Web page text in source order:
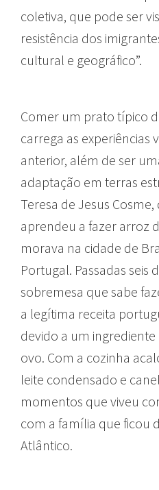
coletiva, que pode ser
resistência dos
cultural e geográfico”.
Comer um prato típico
carrega as experiências
anterior, além de ser
adaptação em terras
Teresa de Jesus
aprendeu a fazer arroz
morava na cidade de
Portugal. Passadas seis
sobremesa que sabe
a legítima receita
devido a um
ovo. Com a cozinha
leite condensado e
momentos que viveu
com a família que ficou
Atlântico.